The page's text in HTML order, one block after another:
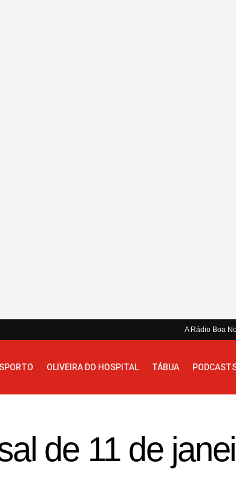
A Rádio Boa
OLIVEIRA DO HOSPITAL TÁBUA
de 11 de